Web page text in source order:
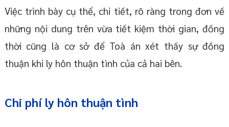
Việc trình bày cụ thể, chi tiết, rõ ràng trong đơn về
những nội dung trên vừa tiết kiệm thời gian, đồng
thời cũng là cơ sở để Toà án xét thấy sự đồng
thuận khi ly hôn thuận tình của cả hai bên.
Chi phí ly hôn thuận tình